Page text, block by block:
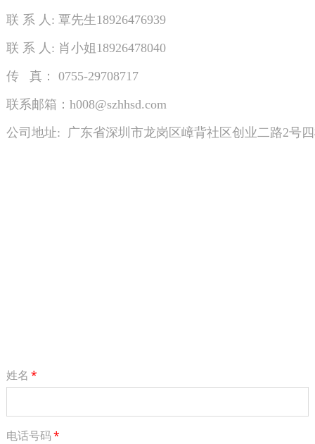
联 系 人: 覃先生18926476939
联 系 人: 肖小姐18926478040
传 真： 0755-29708717
联系邮箱：h008@szhhsd.com
公司地址: 广东省深圳市龙岗区嶂背社区创业二路2号
姓名 *
电话号码*